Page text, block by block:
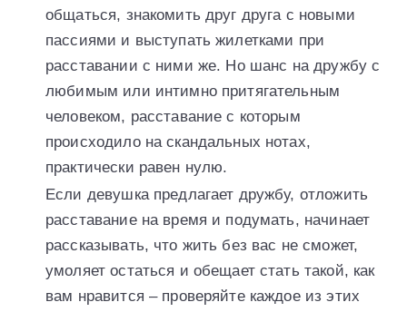
общаться, знакомить друг друга с новыми
пассиями и выступать жилетками при
расставании с ними же. Но шанс на дружбу с
любимым или интимно притягательным
человеком, расставание с которым
происходило на скандальных нотах,
практически равен нулю.
Если девушка предлагает дружбу, отложить
расставание на время и подумать, начинает
рассказывать, что жить без вас не сможет,
умоляет остаться и обещает стать такой, как
вам нравится – проверяйте каждое из этих